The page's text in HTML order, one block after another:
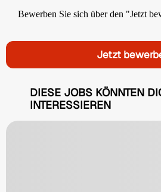
Bewerben Sie sich über den "Jetzt
Jetzt
DIESE JOBS KÖNNTEN
INTERESSIEREN